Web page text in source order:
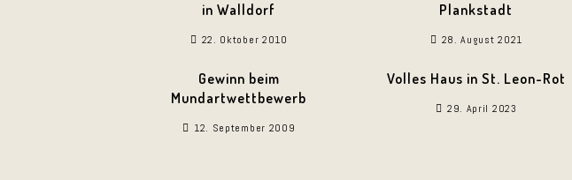
in Walldorf
22. Oktober 2010
Plankstadt
28. August 2021
Gewinn beim
Mundartwettbewerb
12. September 2009
Volles Haus in St. Leon-Rot
29. April 2023